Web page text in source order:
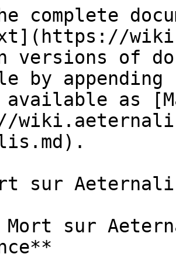
complete
versions of
by
as
sur
Mort sur